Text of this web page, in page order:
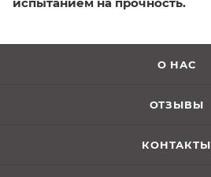
О НАС
ОТЗЫВЫ
КОНТАКТЫ